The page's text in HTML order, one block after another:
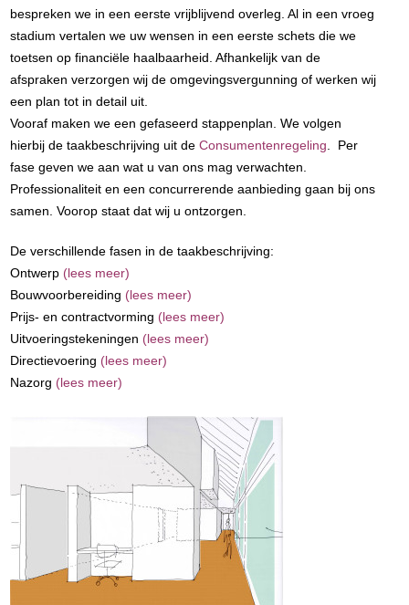
bespreken we in een eerste vrijblijvend overleg. Al in een vroeg
stadium vertalen we uw wensen in een eerste schets die we
toetsen op financiële haalbaarheid. Afhankelijk van de
afspraken verzorgen wij de omgevingsvergunning of werken wij
een plan tot in detail uit.
Vooraf maken we een gefaseerd stappenplan. We volgen
hierbij de taakbeschrijving uit deConsumentenregeling. Per
fase geven we aan wat u van ons mag verwachten.
Professionaliteit en een concurrerende aanbieding gaan bij ons
samen. Voorop staat dat wij u ontzorgen.
De verschillende fasen in de taakbeschrijving:
Ontwerp (lees meer)
Bouwvoorbereiding (lees meer)
Prijs- en contractvorming (lees meer)
Uitvoeringstekeningen (lees meer)
Directievoering (lees meer)
Nazorg (lees meer)